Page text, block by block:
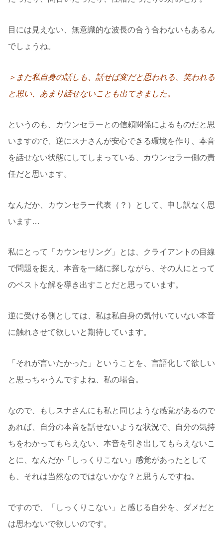
目には見えない、無意識的な波長の合う合わないもあるん
でしょうね。
＞また私自身の話しも、話せば変だと思われる、笑われる
と思い、あまり話せないことも出てきました。
というのも、カウンセラーとの信頼関係によるものだと思
いますので、逆にスナさんが安心できる環境を作り、本音
を話せない状態にしてしまっている、カウンセラー側の責
任だと思います。
なんだか、カウンセラー代表（？）として、申し訳なく思
います…
私にとって「カウンセリング」とは、クライアントの目線
で問題を捉え、本音を一緒に探しながら、その人にとって
のベストな解を導き出すことだと思っています。
逆に受ける側としては、私は私自身の気付いていない本音
に触れさせて欲しいと期待しています。
「それが言いたかった」ということを、言語化して欲しい
と思っちゃうんですよね、私の場合。
なので、もしスナさんにも私と同じような感覚があるので
あれば、自分の本音を話せないような状況で、自分の気持
ちをわかってもらえない、本音を引き出してもらえないこ
とに、なんだか「しっくりこない」感覚があったとして
も、それは当然なのではないかな？と思うんですね。
ですので、「しっくりこない」と感じる自分を、ダメだと
は思わないで欲しいのです。